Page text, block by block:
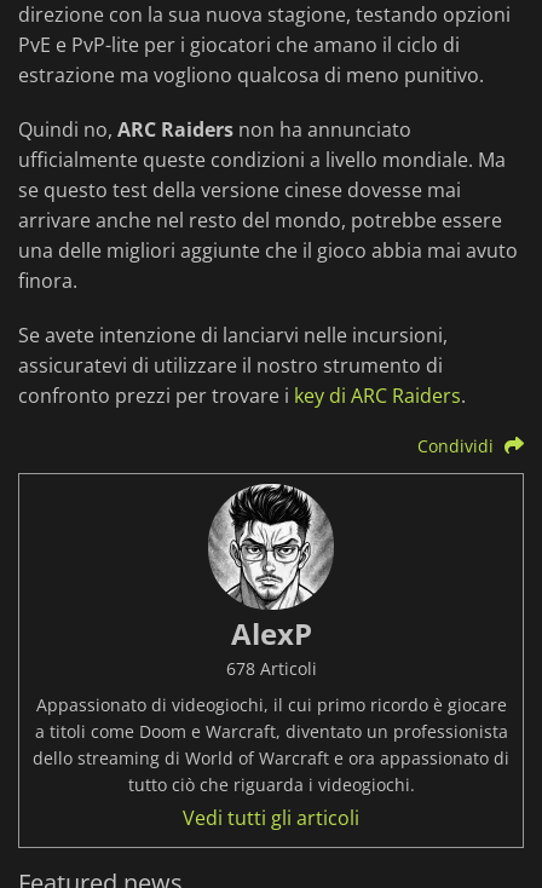
direzione con la sua nuova stagione, testando opzioni
PvE e PvP-lite per i giocatori che amano il ciclo di
estrazione ma vogliono qualcosa di meno punitivo.
Quindi no, ARC Raiders non ha annunciato
ufficialmente queste condizioni a livello mondiale. Ma
se questo test della versione cinese dovesse mai
arrivare anche nel resto del mondo, potrebbe essere
una delle migliori aggiunte che il gioco abbia mai avuto
finora.
Se avete intenzione di lanciarvi nelle incursioni,
assicuratevi di utilizzare il nostro strumento di
confronto prezzi per trovare i key di ARC Raiders.
Condividi
AlexP
678 Articoli
Appassionato di videogiochi, il cui primo ricordo è giocare
a titoli come Doom e Warcraft, diventato un professionista
dello streaming di World of Warcraft e ora appassionato di
tutto ciò che riguarda i videogiochi.
Vedi tutti gli articoli